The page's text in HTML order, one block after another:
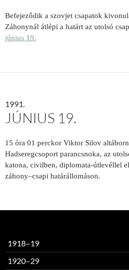
Befejeződik a szovjet csapatok
Záhonynál átlépi a határt az utolsó
június 19.
1991.
JÚNIUS 19.
15 óra 01 perckor Viktor Silov
Hadseregcsoport parancsnoka, az
katona, civilben, diplomata-útlevéllel
záhony–csapi határállomáson.
1918–19
1920–29